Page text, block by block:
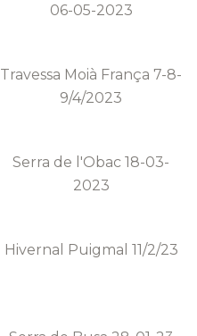
06-05-2023
Travessa Moià França 7-8-
9/4/2023
Serra de l'Obac 18-03-
2023
Hivernal Puigmal 11/2/23